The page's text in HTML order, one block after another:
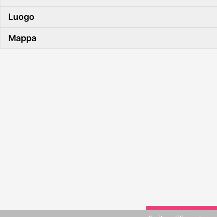
Luogo
Mappa